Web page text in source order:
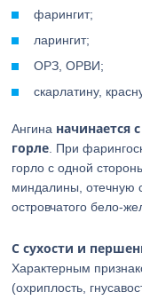
фарингит;
ларингит;
ОРЗ, ОРВИ;
скарлатину,
Ангина начинается
горле . При
горло с одной
миндалины, отечную
островчатого бело-
С сухости и
Характерным
(охриплость,